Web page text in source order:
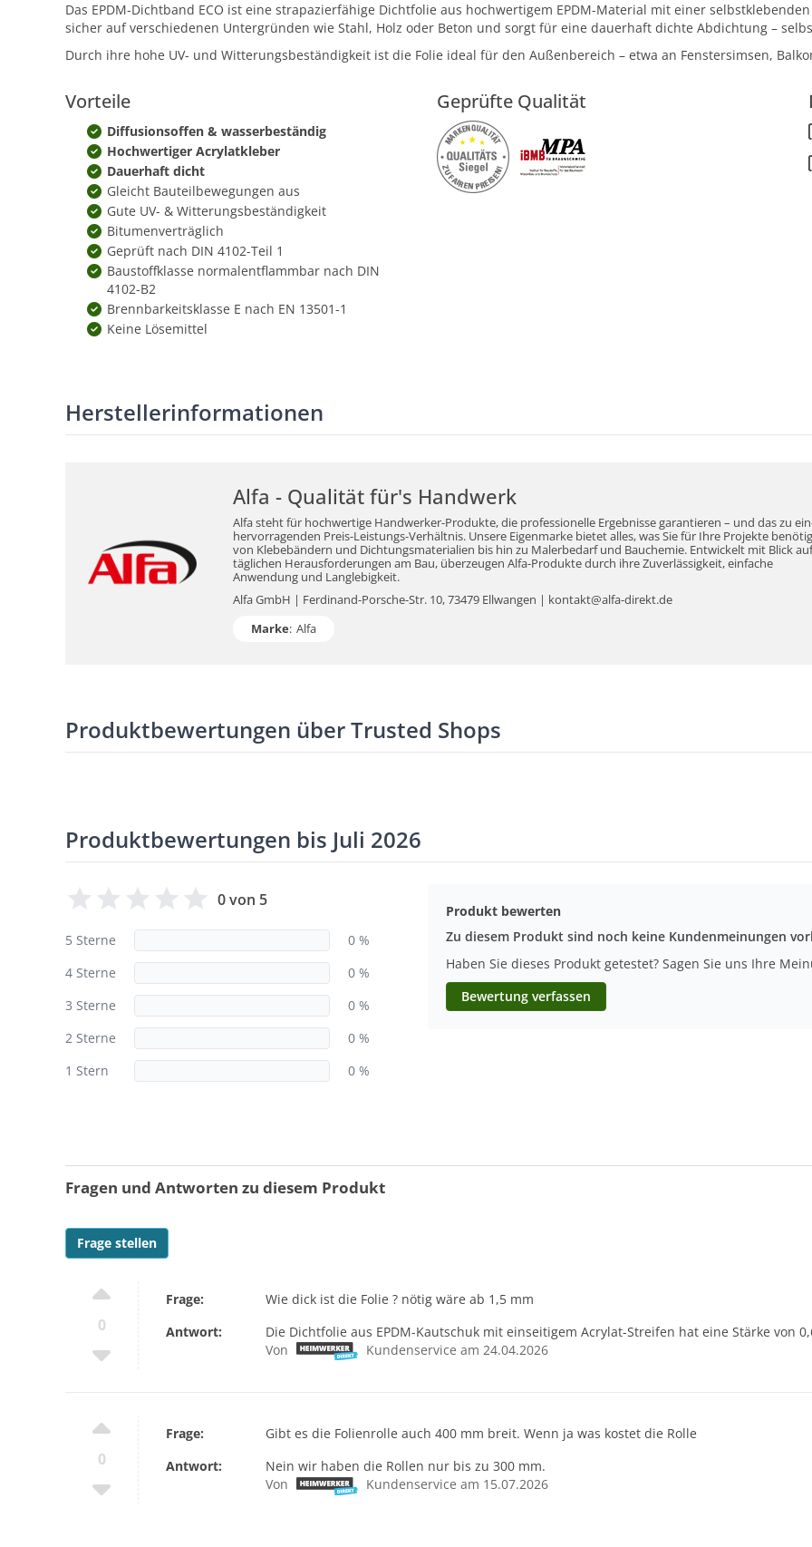
Das EPDM-Dichtband ECO ist eine strapazierfähige Dichtfolie aus hochwertigem EPDM-Material mit einer
sicher auf verschiedenen Untergründen wie Stahl, Holz oder Beton und sorgt für eine dauerhaft dichte Abdichtung –
Durch ihre hohe UV- und Witterungsbeständigkeit ist die Folie ideal für den Außenbereich – etwa an Fenstersimsen,
Vorteile
Diffusionsoffen & wasserbeständig
Hochwertiger Acrylatkleber
Dauerhaft dicht
Gleicht Bauteilbewegungen aus
Gute UV- & Witterungsbeständigkeit
Bitumenverträglich
Geprüft nach DIN 4102-Teil 1
Baustoffklasse normalentflammbar nach DIN
4102-B2
Brennbarkeitsklasse E nach EN 13501-1
Keine Lösemittel
Geprüfte Qualität
Herstellerinformationen
Alfa - Qualität für's Handwerk
Alfa steht für hochwertige Handwerker-Produkte, die professionelle Ergebnisse garantieren – und das zu
hervorragenden Preis-Leistungs-Verhältnis. Unsere Eigenmarke bietet alles, was Sie für Ihre Projekte
von Klebebändern und Dichtungsmaterialien bis hin zu Malerbedarf und Bauchemie. Entwickelt mit Blick
täglichen Herausforderungen am Bau, überzeugen Alfa-Produkte durch ihre Zuverlässigkeit, einfache
Anwendung und Langlebigkeit.
Alfa GmbH | Ferdinand-Porsche-Str. 10, 73479 Ellwangen | kontakt@alfa-direkt.de
Marke: Alfa
Produktbewertungen über Trusted Shops
Produktbewertungen bis Juli 2026
0 von 5
5 Sterne
0 %
4 Sterne
0 %
3 Sterne
0 %
2 Sterne
0 %
1 Stern
0 %
Produkt bewerten
Zu diesem Produkt sind noch keine Kundenmeinungen
Haben Sie dieses Produkt getestet? Sagen Sie uns Ihre
Bewertung verfassen
Fragen und Antworten zu diesem Produkt
Frage stellen
0
Frage:
Wie dick ist die Folie ? nötig wäre ab 1,5 mm
Antwort:
Die Dichtfolie aus EPDM-Kautschuk mit einseitigem Acrylat-Streifen hat eine Stärke von
Von
Kundenservice am 24.04.2026
0
Frage:
Gibt es die Folienrolle auch 400 mm breit. Wenn ja was kostet die Rolle
Antwort:
Nein wir haben die Rollen nur bis zu 300 mm.
Von
Kundenservice am 15.07.2026